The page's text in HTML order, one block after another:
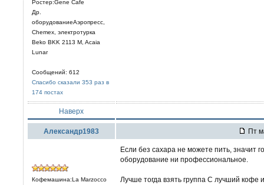
Ростер:Gene Cafe
Др.
оборудованиеАэропресс,
Chemex, электротурка
Beko BKK 2113 M, Acaia
Lunar
Сообщений: 612
Спасибо сказали 353 раз в
174 постах
Наверх
Александр1983 Пт
Кофемашина:La Marzocco
Если без сахара не можете пить, значит
оборудование ни профессиональное.
Лучше тогда взять группа С лучший кофе